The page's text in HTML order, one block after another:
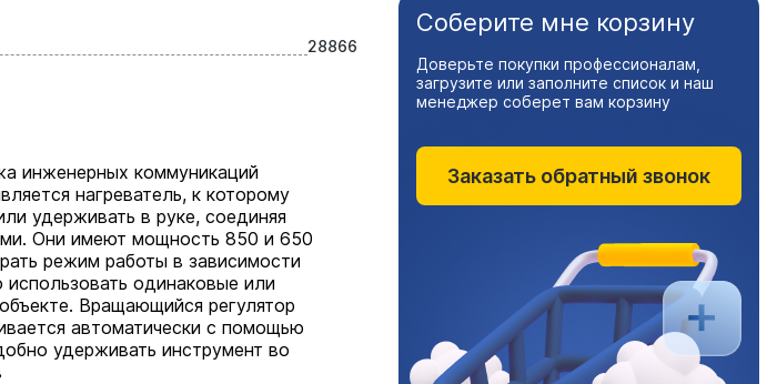
28866
инженерных коммуникаций
нагреватель, к которому
удерживать в руке, соединяя
Они имеют мощность 850 и 650
режим работы в зависимости
одинаковые или
Вращающийся регулятор
автоматически с помощью
удерживать инструмент во
Соберите мне корзину
Доверьте покупки профессионалам,
загрузите или заполните список и наш
менеджер соберет вам корзину
Заказать обратный звонок